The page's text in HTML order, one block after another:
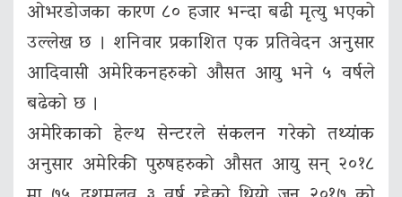
ओभरडोजका कारण ८० हजार भन्दा बढी मृत्यु भएको
उल्लेख छ । शनिवार प्रकाशित एक प्रतिवेदन अनुसार
आदिवासी अमेरिकनहरुको औसत आयु भने ५ वर्षले
बढेको छ ।
अमेरिकाको हेल्थ सेन्टरले संकलन गरेको तथ्यांक
अनुसार अमेरिकी पुरुषहरुको औसत आयु सन् २०१८